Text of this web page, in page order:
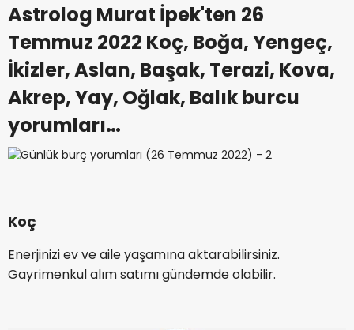
Astrolog Murat İpek'ten 26
Temmuz 2022 Koç, Boğa, Yengeç,
İkizler, Aslan, Başak, Terazi, Kova,
Akrep, Yay, Oğlak, Balık burcu
yorumları…
Koç
Enerjinizi ev ve aile yaşamına aktarabilirsiniz.
Gayrimenkul alım satımı gündemde olabilir.